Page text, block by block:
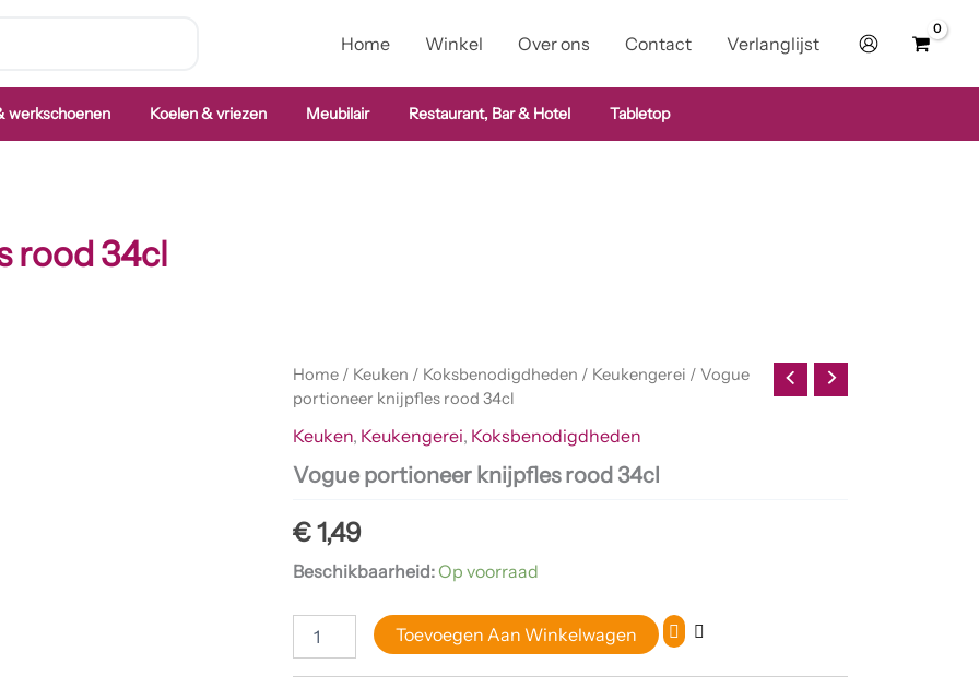
Home Winkel Over ons Contact Verlanglijst
werkschoenen Koelen & vriezen Meubilair Restaurant, Bar & Hotel Tabletop
rood 34cl
Home / Keuken / Koksbenodigdheden / Keukengerei / Vogue
portioneer knijpfles rood 34cl
Keuken, Keukengerei, Koksbenodigdheden
Vogue portioneer knijpfles rood 34cl
€1,49
Beschikbaarheid:Op voorraad
Vogue
portioneer
rood
aantal
Toevoegen Aan Winkelwagen